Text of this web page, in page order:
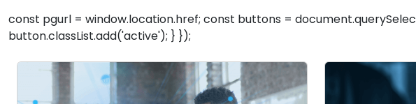
const pgurl = window.location.href; const buttons =
button.classList.add('active'); } });